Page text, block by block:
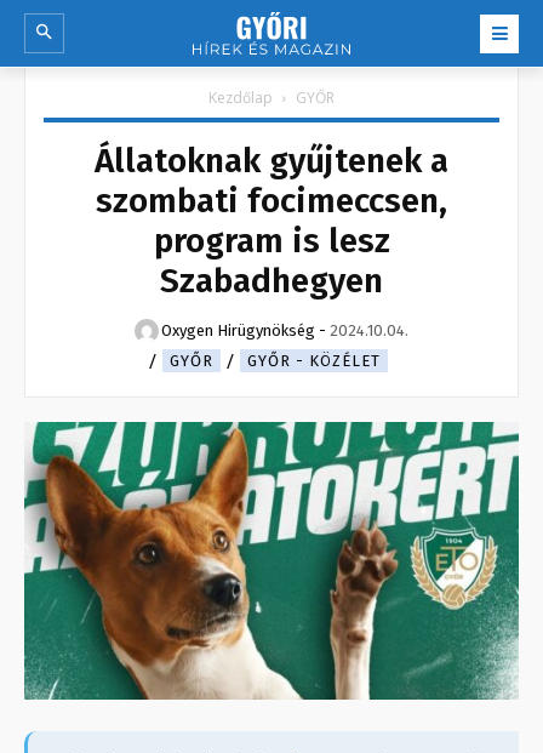
Kezdőlap GYŐR
Állatoknak gyűjtenek a
szombati focimeccsen,
program is lesz
Szabadhegyen
Oxygen Hirügynökség - 2024.10.04.
GYŐR
GYŐR - KÖZÉLET